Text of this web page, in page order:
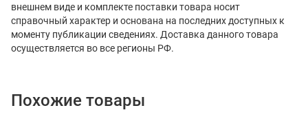
внешнем виде и комплекте поставки товара носит
справочный характер и основана на последних доступных к
моменту публикации сведениях. Доставка данного товара
осуществляется во все регионы РФ.
Похожие товары